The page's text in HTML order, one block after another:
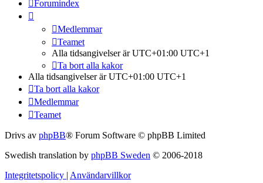
Forumindex
Medlemmar
Teamet
Alla tidsangivelser är UTC+01:00 UTC+1
Ta bort alla kakor
Alla tidsangivelser är UTC+01:00 UTC+1
Ta bort alla kakor
Medlemmar
Teamet
Drivs av phpBB® Forum Software © phpBB Limited
Swedish translation by phpBB Sweden © 2006-2018
Integritetspolicy Användarvillkor